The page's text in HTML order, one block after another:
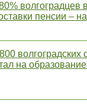
пенсии –
волгоградских
на